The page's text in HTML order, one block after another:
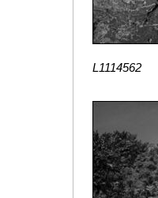
L1114562